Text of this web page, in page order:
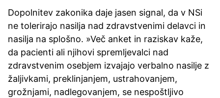
Dopolnitev zakonika daje jasen signal, da v NSi
ne tolerirajo nasilja nad zdravstvenimi delavci in
nasilja na splošno. »Več anket in raziskav kaže,
da pacienti ali njihovi spremljevalci nad
zdravstvenim osebjem izvajajo verbalno nasilje z
žaljivkami, preklinjanjem, ustrahovanjem,
grožnjami, nadlegovanjem, se nespoštljivo